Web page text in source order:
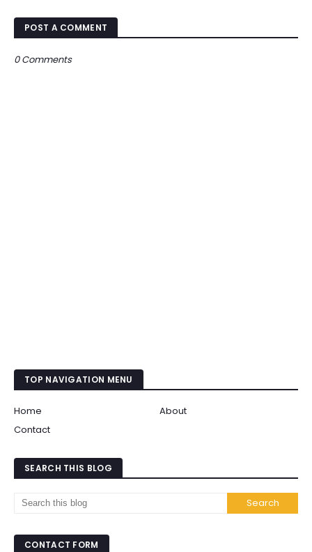
POST A COMMENT
0 Comments
TOP NAVIGATION MENU
Home
About
Contact
SEARCH THIS BLOG
CONTACT FORM